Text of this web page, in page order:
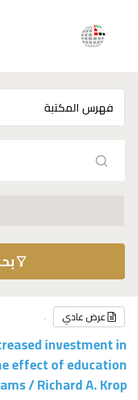
عرض عادي
investment in
effect of education
/Richard A. Krop.